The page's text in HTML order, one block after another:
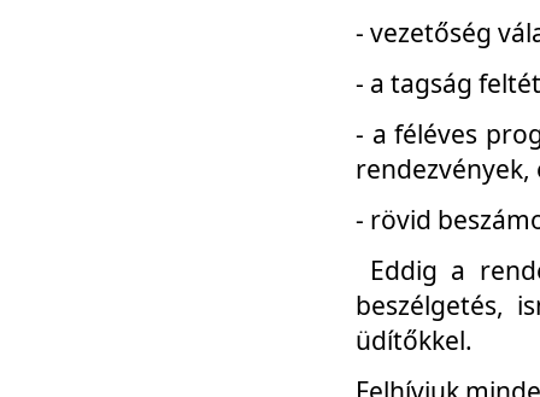
- vezetőség
- a tagság
- a féléves
- rövid
Eddig a
beszélgetés,
üdítőkkel.